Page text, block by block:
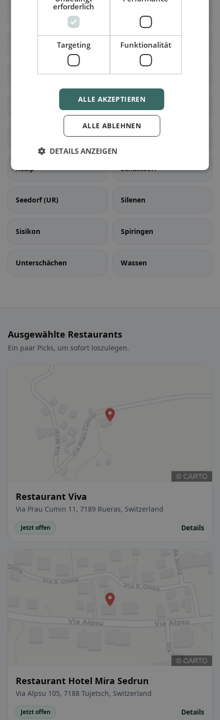
Altdorf (UR)
Attinghausen Bürglen (UR)
Erstfeld Flüelen
Isenthal
Realp Schattdorf
Seedorf (UR) Silenen
Sisikon Spiringen
Unterschächen Wassen
Ausgewählte Restaurants
Ein paar Picks, um sofort loszulegen.
Restaurant Viva
Via Prau Cumin 11, 7189 Rueras, Switzerland
Jetzt offen Details
Restaurant Hotel Mira Sedrun
Via Alpsu 105, 7188 Tujetsch, Switzerland
Jetzt offen Details
erforderlich
Targeting Funktionalität
ALLE AKZEPTIEREN
ALLE ABLEHNEN
DETAILS ANZEIGEN